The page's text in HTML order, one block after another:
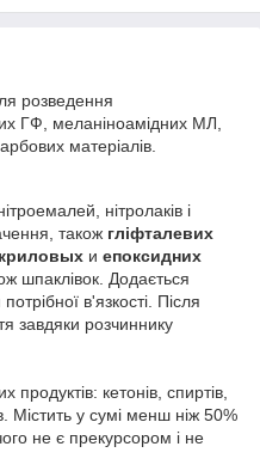
розведення
ГФ, меланіноамідних МЛ,
матеріалів.
нітролаків і
також гліфталевих
и епоксидних
шпаклівок. Додається
в'язкості. Після
завдяки розчиннику
продуктів: кетонів, спиртів,
Містить у сумі менш ніж 50%
не є прекурсором і не